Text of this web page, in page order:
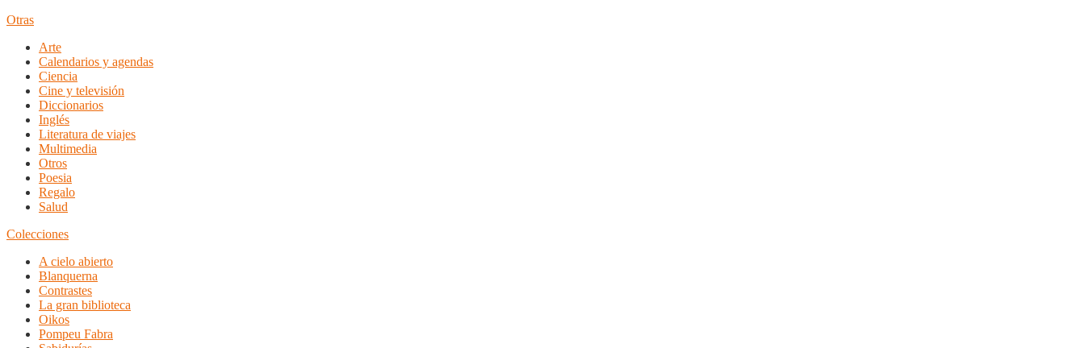
Otras
Arte
Calendarios y agendas
Ciencia
Cine y televisión
Diccionarios
Inglés
Literatura de viajes
Multimedia
Otros
Poesia
Regalo
Salud
Colecciones
A cielo abierto
Blanquerna
Contrastes
La gran biblioteca
Oikos
Pompeu Fabra